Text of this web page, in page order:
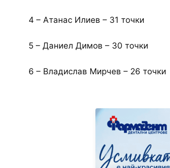
4 – Атанас Илиев – 31 точки
5 – Даниел Димов – 30 точки
6 – Владислав Мирчев – 26 точки